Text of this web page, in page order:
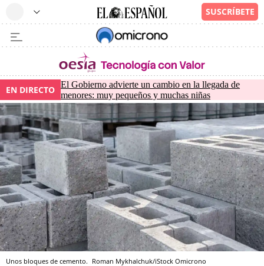
EN DIRECTO El Gobierno advierte un cambio en la llegada de
menores: muy pequeños y muchas niñas
Unos bloques de cemento. Roman Mykhalchuk/iStock Omicrono